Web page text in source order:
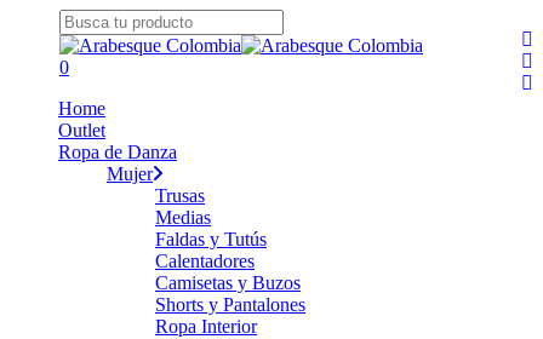
Close
Search
search
0
Home
Outlet
Ropa de Danza
Mujer
Trusas
Medias
Faldas y Tutús
Calentadores
Camisetas y Buzos
Shorts y Pantalones
Ropa Interior